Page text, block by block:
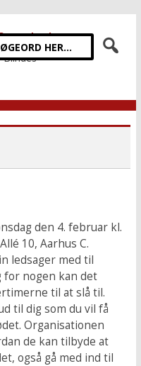
den 4. februar kl.
10, Aarhus C.
ledsager med til
for nogen kan det
til at slå til.
til dig som du vil få
Organisationen
de kan tilbyde at
også gå med ind til